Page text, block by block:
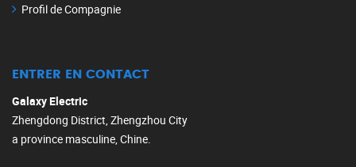
Profil de Compagnie
ENTRER EN CONTACT
Galaxy Electric
Zhengdong District, Zhengzhou City
a province masculine, Chine.